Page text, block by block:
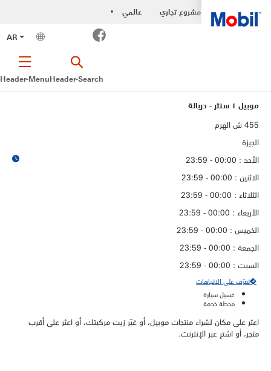
مشروع تجاري •
عالمي
AR
Facebook
Header-MenuHeader-Search
موبيل ١ سنتر - دربالة
الجيزة
الأحد : 00:00 - 23:59
الاثنين : 00:00 - 23:59
الثلاثاء : 00:00 - 23:59
الأربعاء : 00:00 - 23:59
الخميس : 00:00 - 23:59
الجمعة : 00:00 - 23:59
السبت : 00:00 - 23:59
تعرّف على الاتجاهات
غسيل سيارة
محطة خدمة
اعثر على مكان لشراء منتجات موبيل، أو غيّر زيت مركبتك، أو اعثر على أقرب
متجر، أو اشترِ عبر الإنترنت.